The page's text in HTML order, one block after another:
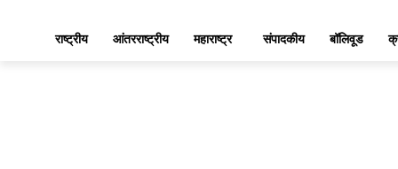
राष्ट्रीय आंतरराष्ट्रीय महाराष्ट्र संपादकीय बॉलिवूड